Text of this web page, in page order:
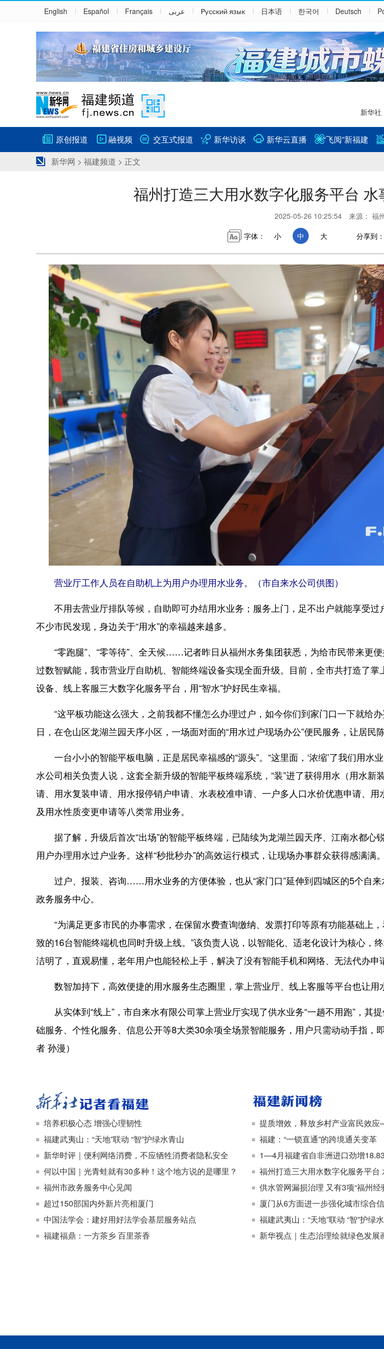
English Español Français عربى Русский язык 日本语 한국어 Deutsch
新华社
原创报道 融视频 交互式报道 新华访谈 新华云直播 “飞阅”新福建
新华网 > 福建频道 > 正文
福州打造三大用水数字化服务平台
2025-05-26 10:25:54 来源： 福
字体：
小 中 大 分享到：
营业厅工作人员在自助机上为用户办理用水业务。（市自来水公司供图）
不用去营业厅排队等候，自助即可办结用水业务；服务上门，足不出户就能享受过
不少市民发现，身边关于“用水”的幸福越来越多。
“零跑腿”、“零等待”、全天候……记者昨日从福州水务集团获悉，为给市民带来更便
过数智赋能，我市营业厅自助机、智能终端设备实现全面升级。目前，全市共打造了掌
设备、线上客服三大数字化服务平台，用“智水”护好民生幸福。
“这平板功能这么强大，之前我都不懂怎么办理过户，如今你们到家门口一下就给办
日，在仓山区龙湖兰园天序小区，一场面对面的“用水过户现场办公”便民服务，让居民
一台小小的智能平板电脑，正是居民幸福感的“源头”。“这里面，‘浓缩’了我们用水
水公司相关负责人说，这套全新升级的智能平板终端系统，“装”进了获得用水（用水新
请、用水复装申请、用水报停销户申请、水表校准申请、一户多人口水价优惠申请、用
及用水性质变更申请等八类常用业务。
据了解，升级后首次“出场”的智能平板终端，已陆续为龙湖兰园天序、江南水都心
用户办理用水过户业务。这样“秒批秒办”的高效运行模式，让现场办事群众获得感满满。
过户、报装、咨询……用水业务的方便体验，也从“家门口”延伸到四城区的5个自来
政务服务中心。
“为满足更多市民的办事需求，在保留水费查询缴纳、发票打印等原有功能基础上
致的16台智能终端机也同时升级上线。”该负责人说，以智能化、适老化设计为核心，
洁明了，直观易懂，老年用户也能轻松上手，解决了没有智能手机和网络、无法代办申
数智加持下，高效便捷的用水服务生态圈里，掌上营业厅、线上客服等平台也让用
从实体到“线上”，市自来水有限公司掌上营业厅实现了供水业务“一趟不用跑”，其
础服务、个性化服务、信息公开等8大类30余项全场景智能服务，用户只需动动手指，
者 孙漫）
培养积极心态 增强心理韧性
福建武夷山：“天地”联动 “智”护绿水青山
新华时评｜便利网络消费，不应牺牲消费者隐私安全
何以中国｜光青蛙就有30多种！这个地方说的是哪里？
福州市政务服务中心见闻
超过150部国内外新片亮相厦门
中国法学会：建好用好法学会基层服务站点
福建福鼎：一方茶乡 百里茶香
提质增效，释放乡村产业富民效
福建：“一锁直通”的跨境通关变革
1—4月福建省自非洲进口劲增
福州打造三大用水数字化服务平台
供水管网漏损治理 又有3项“福州经
厦门从6方面进一步强化城市综合
福建武夷山：“天地”联动 “智”护绿
新华视点｜生态治理绘就绿色发展